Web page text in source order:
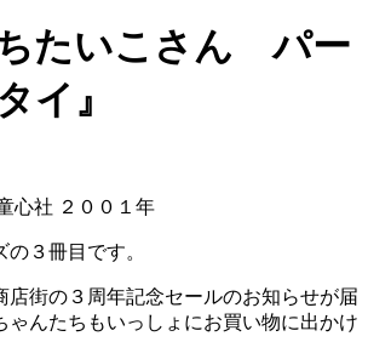
ちたいこさん パー
イ』
社 ２００１年
３冊目です。
店街の３周年記念セールのお知らせが届
ゃんたちもいっしょにお買い物に出かけ